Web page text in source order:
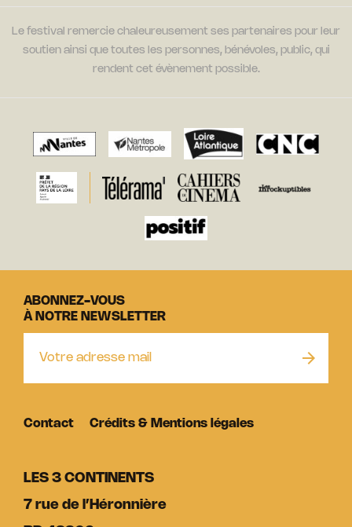
Le festival remercie chaleureusement ses partenaires pour leur
soutien ainsi que toutes les personnes, bénévoles, public, qui
rendent cet évènement possible.
LES 3 CONTINENTS
7 rue de l’Héronnière
ABONNEZ-VOUS
À NOTRE NEWSLETTER
Contact Crédits & Mentions légales